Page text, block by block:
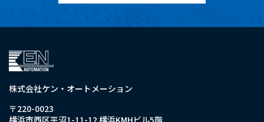
株式会社ケン・オートメーション
〒220-0023